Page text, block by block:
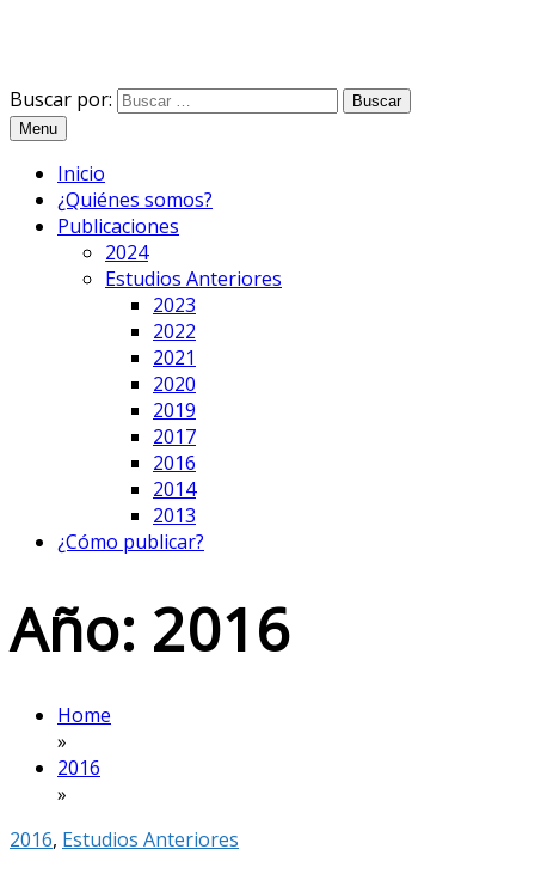
Buscar por:
Menu
Inicio
¿Quiénes somos?
Publicaciones
2024
Estudios Anteriores
2023
2022
2021
2020
2019
2017
2016
2014
2013
¿Cómo publicar?
Año: 2016
Home
»
2016
»
2016, Estudios Anteriores